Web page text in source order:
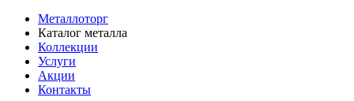
Металлоторг
Каталог металла
Коллекции
Услуги
Акции
Контакты